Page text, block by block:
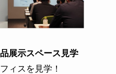
展示スペース見学
ィスを見学！